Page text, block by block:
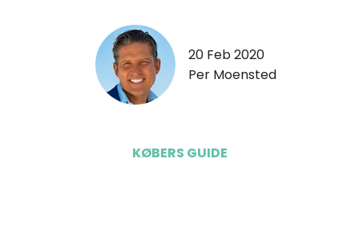
20 Feb 2020
Per Moensted
KØBERS GUIDE